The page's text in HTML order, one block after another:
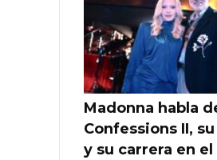
Madonna habla
Confessions II,
y su carrera en